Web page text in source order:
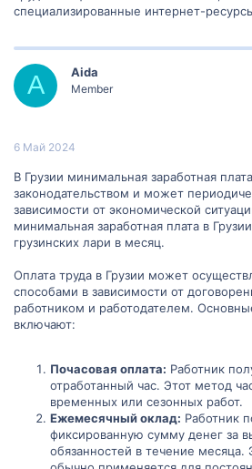
специализированные интернет-
A Aida
Member
6 Май 2024
В Грузии минимальная заработная
законодательством и может
зависимости от экономической
минимальная заработная плата в
грузинских лари в месяц.
Оплата труда в Грузии может
способами в зависимости от
работником и работодателем.
включают:
Почасовая оплата: Работник
отработанный час. Этот метод
временных или сезонных работ.
Ежемесячный оклад: Работник
фиксированную сумму денег за
обязанностей в течение месяца.